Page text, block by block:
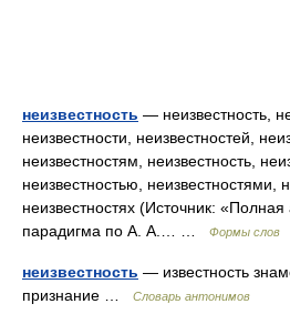
неизвестность — неизвестность,
неизвестности, неизвестностей,
неизвестностям, неизвестность,
неизвестностью, неизвестностями,
неизвестностях (Источник:
парадигма по А. А.… …
Формы слов
неизвестность — известность
признание …
Словарь антонимов